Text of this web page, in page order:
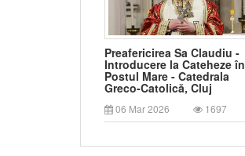
Preafericirea Sa Claudiu -
Introducere la Cateheze în
Postul Mare - Catedrala
Greco-Catolică, Cluj
06 Mar 2026 1697